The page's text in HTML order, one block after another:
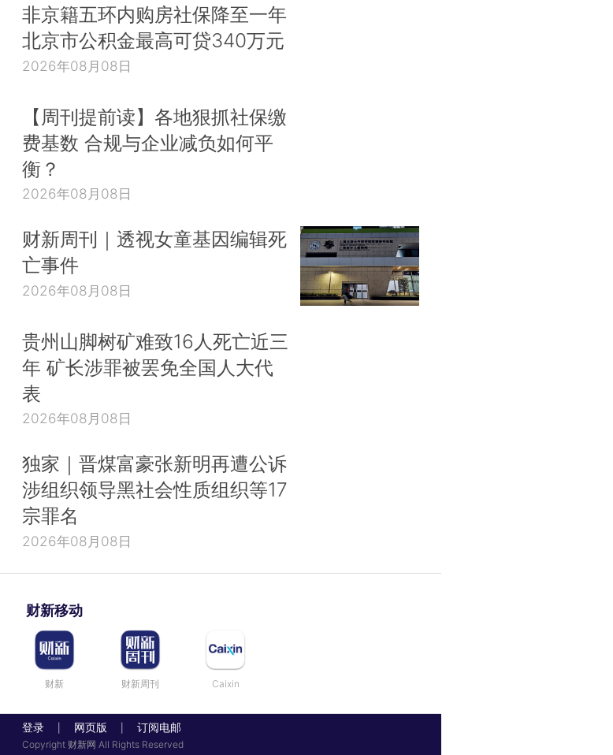
非京籍五环内购房社保降至一年
北京市公积金最高可贷340万元
2026年08月08日
【周刊提前读】各地狠抓社保缴
费基数 合规与企业减负如何平
衡？
2026年08月08日
财新周刊｜透视女童基因编辑死
亡事件
2026年08月08日
贵州山脚树矿难致16人死亡近三
年 矿长涉罪被罢免全国人大代
表
2026年08月08日
独家｜晋煤富豪张新明再遭公诉
涉组织领导黑社会性质组织等17
宗罪名
2026年08月08日
财新移动
财新 财新周刊 Caixin
登录 网页版 订阅电邮
Copyright 财新网 All Rights Reserved